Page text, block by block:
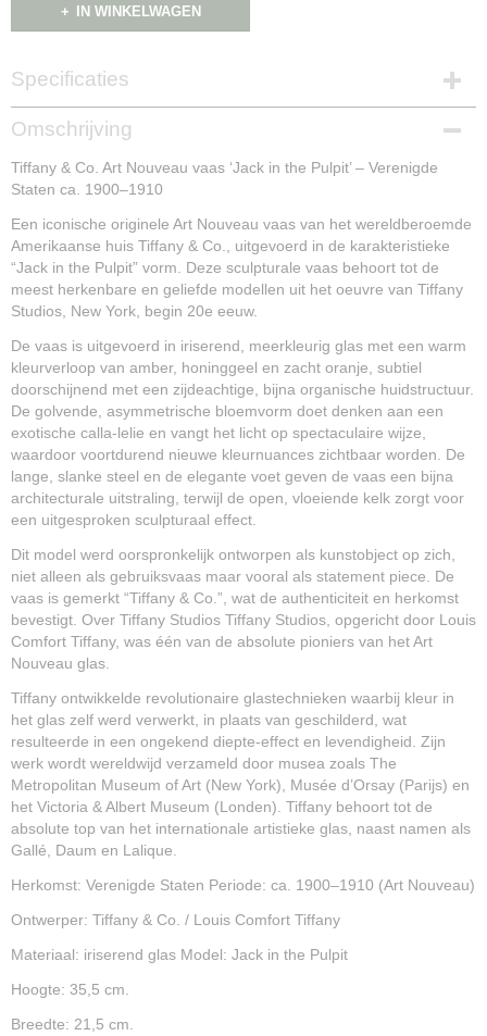
IN WINKELWAGEN
Specificaties
Productcode
NG16063
Omschrijving
Tiffany & Co. Art Nouveau vaas ‘Jack in the Pulpit’ – Verenigde
Staten ca. 1900–1910
Een iconische originele Art Nouveau vaas van het wereldberoemde
Amerikaanse huis Tiffany & Co., uitgevoerd in de karakteristieke
“Jack in the Pulpit” vorm. Deze sculpturale vaas behoort tot de
meest herkenbare en geliefde modellen uit het oeuvre van Tiffany
Studios, New York, begin 20e eeuw.
De vaas is uitgevoerd in iriserend, meerkleurig glas met een warm
kleurverloop van amber, honinggeel en zacht oranje, subtiel
doorschijnend met een zijdeachtige, bijna organische huidstructuur.
De golvende, asymmetrische bloemvorm doet denken aan een
exotische calla-lelie en vangt het licht op spectaculaire wijze,
waardoor voortdurend nieuwe kleurnuances zichtbaar worden. De
lange, slanke steel en de elegante voet geven de vaas een bijna
architecturale uitstraling, terwijl de open, vloeiende kelk zorgt voor
een uitgesproken sculpturaal effect.
Dit model werd oorspronkelijk ontworpen als kunstobject op zich,
niet alleen als gebruiksvaas maar vooral als statement piece. De
vaas is gemerkt “Tiffany & Co.”, wat de authenticiteit en herkomst
bevestigt. Over Tiffany Studios Tiffany Studios, opgericht door Louis
Comfort Tiffany, was één van de absolute pioniers van het Art
Nouveau glas.
Tiffany ontwikkelde revolutionaire glastechnieken waarbij kleur in
het glas zelf werd verwerkt, in plaats van geschilderd, wat
resulteerde in een ongekend diepte-effect en levendigheid. Zijn
werk wordt wereldwijd verzameld door musea zoals The
Metropolitan Museum of Art (New York), Musée d’Orsay (Parijs) en
het Victoria & Albert Museum (Londen). Tiffany behoort tot de
absolute top van het internationale artistieke glas, naast namen als
Gallé, Daum en Lalique.
Herkomst: Verenigde Staten Periode: ca. 1900–1910 (Art Nouveau)
Ontwerper: Tiffany & Co. / Louis Comfort Tiffany
Materiaal: iriserend glas Model: Jack in the Pulpit
Hoogte: 35,5 cm.
Breedte: 21,5 cm.